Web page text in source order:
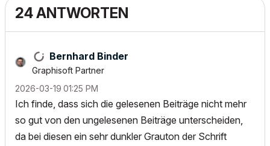
24 ANTWORTEN
Bernhard Binder
Graphisoft Partner
‎2026-03-19 01:25 PM
Ich finde, dass sich die gelesenen Beiträge nicht mehr
so gut von den ungelesenen Beiträge unterscheiden,
da bei diesen ein sehr dunkler Grauton der Schrift